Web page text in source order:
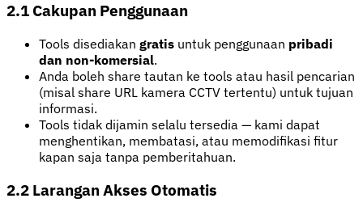
2.1 Cakupan Penggunaan
Tools disediakan gratis untuk penggunaan pribadi
dan non-komersial.
Anda boleh share tautan ke tools atau hasil pencarian
(misal share URL kamera CCTV tertentu) untuk tujuan
informasi.
Tools tidak dijamin selalu tersedia — kami dapat
menghentikan, membatasi, atau memodifikasi fitur
kapan saja tanpa pemberitahuan.
2.2 Larangan Akses Otomatis